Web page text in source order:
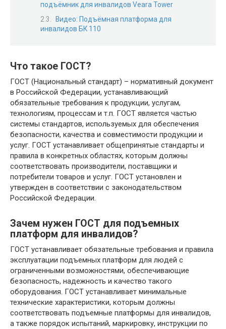
подъёмник для инвалидов Veara Tower
Видео: Подъёмная платформа для
инвалидов БК 110
Что такое ГОСТ?
ГОСТ (Национальный стандарт) – нормативный документ
в Российской Федерации, устанавливающий
обязательные требования к продукции, услугам,
технологиям, процессам и т.п. ГОСТ является частью
системы стандартов, используемых для обеспечения
безопасности, качества и совместимости продукции и
услуг. ГОСТ устанавливает общепринятые стандарты и
правила в конкретных областях, которым должны
соответствовать производители, поставщики и
потребители товаров и услуг. ГОСТ установлен и
утвержден в соответствии с законодательством
Российской Федерации.
Зачем нужен ГОСТ для подъемных
платформ для инвалидов?
ГОСТ устанавливает обязательные требования и правила
эксплуатации подъемных платформ для людей с
ограниченными возможностями, обеспечивающие
безопасность, надежность и качество такого
оборудования. ГОСТ устанавливает минимальные
технические характеристики, которым должны
соответствовать подъемные платформы для инвалидов,
а также порядок испытаний, маркировку, инструкции по